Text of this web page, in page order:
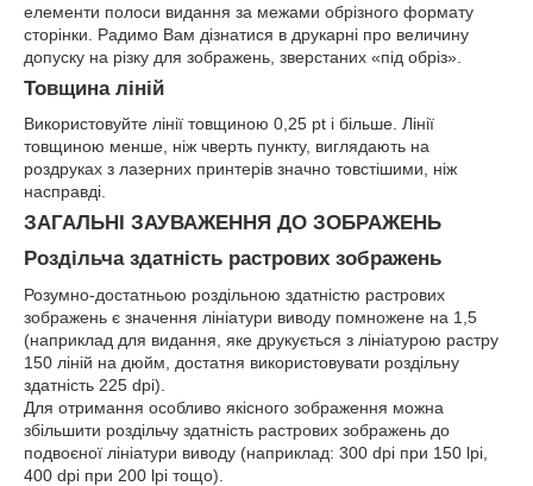
елементи полоси видання за межами обрізного формату
сторінки. Радимо Вам дізнатися в друкарні про величину
допуску на різку для зображень, зверстаних «під обріз».
Товщина ліній
Використовуйте лінії товщиною 0,25 pt і більше. Лінії
товщиною менше, ніж чверть пункту, виглядають на
роздруках з лазерних принтерів значно товстішими, ніж
насправді.
ЗАГАЛЬНІ ЗАУВАЖЕННЯ ДО ЗОБРАЖЕНЬ
Роздільча здатність растрових зображень
Розумно-достатньою роздільною здатністю растрових
зображень є значення лініатури виводу помножене на 1,5
(наприклад для видання, яке друкується з лініатурою растру
150 ліній на дюйм, достатня використовувати роздільну
здатність 225 dpi).
Для отримання особливо якісного зображення можна
збільшити роздільчу здатність растрових зображень до
подвоєної лініатури виводу (наприклад: 300 dpi при 150 lpi,
400 dpi при 200 lpi тощо).